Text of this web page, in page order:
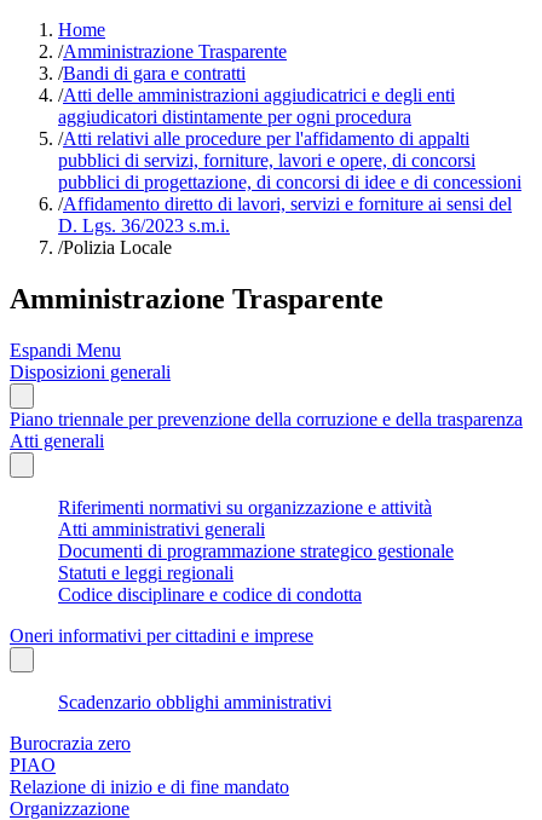
Home
/Amministrazione Trasparente
/Bandi di gara e contratti
/Atti delle amministrazioni aggiudicatrici e degli enti
aggiudicatori distintamente per ogni procedura
/Atti relativi alle procedure per l'affidamento di appalti
pubblici di servizi, forniture, lavori e opere, di concorsi
pubblici di progettazione, di concorsi di idee e di concessioni
/Affidamento diretto di lavori, servizi e forniture ai sensi del
D. Lgs. 36/2023 s.m.i.
/Polizia Locale
Amministrazione Trasparente
Espandi Menu
Disposizioni generali
Piano triennale per prevenzione della corruzione e della trasparenza
Atti generali
Riferimenti normativi su organizzazione e attività
Atti amministrativi generali
Documenti di programmazione strategico gestionale
Statuti e leggi regionali
Codice disciplinare e codice di condotta
Oneri informativi per cittadini e imprese
Scadenzario obblighi amministrativi
Burocrazia zero
PIAO
Relazione di inizio e di fine mandato
Organizzazione